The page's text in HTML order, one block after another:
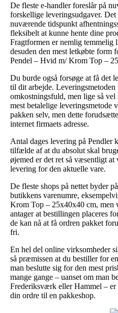
De fleste e-handler foreslår på
forskellige leveringsudgaver.
nuværende tidspunkt
fleksibelt at kunne hente dine
Fragtformen er nemlig
desuden den mest letkøbte form
Pendel – Hvid m/ Krom Top –
Du burde også forsøge at få det
til dit arbejde. Leveringsmetoden
omkostningsfuld, men lige så
mest betalelige
pakken selv, men dette
internet firmaets adresse.
Antal dages levering på Pendler
tilfælde af at du absolut skal
øjemed er det ret så væsentligt
levering for den aktuelle vare.
De fleste shops på nettet byder
butikkens varenumre,
Krom Top – 25x40x40 cm, men
antager at bestillingen placeres
de kan nå at få ordren pakket
fri.
En hel del online virksomheder
så præmissen at du bestiller for
man beslutte sig for den mest
mange gange – uanset om man
Frederiksværk eller Hammel –
din ordre til en pakkeshop.